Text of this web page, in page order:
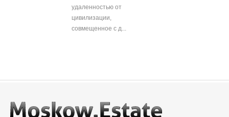
удаленностью от
цивилизации,
совмещенное с д...